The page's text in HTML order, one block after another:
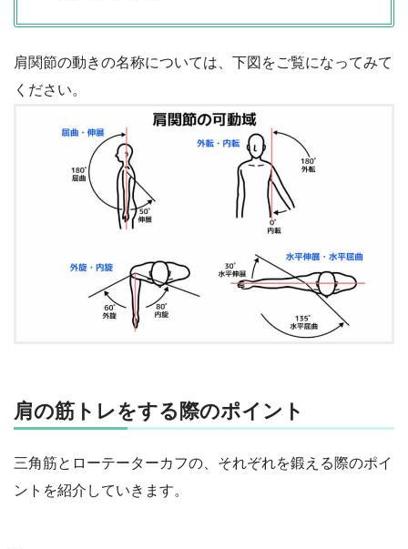
肩関節の動きの名称については、下図をご覧になってみて
ください。
肩の筋トレをする際のポイント
三角筋とローテーターカフの、それぞれを鍛える際のポイ
ントを紹介していきます。